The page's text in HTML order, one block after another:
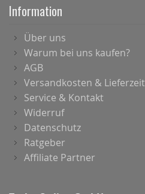
Information
Über uns
Warum bei uns kaufen?
AGB
Versandkosten & Lieferzeit
Service & Kontakt
Widerruf
Datenschutz
Ratgeber
Affiliate Partner